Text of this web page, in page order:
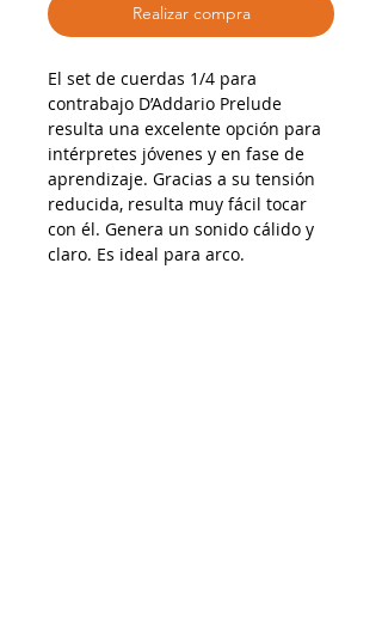
Realizar compra
El set de cuerdas 1/4 para
contrabajo D’Addario Prelude
resulta una excelente opción para
intérpretes jóvenes y en fase de
aprendizaje. Gracias a su tensión
reducida, resulta muy fácil tocar
con él. Genera un sonido cálido y
claro. Es ideal para arco.